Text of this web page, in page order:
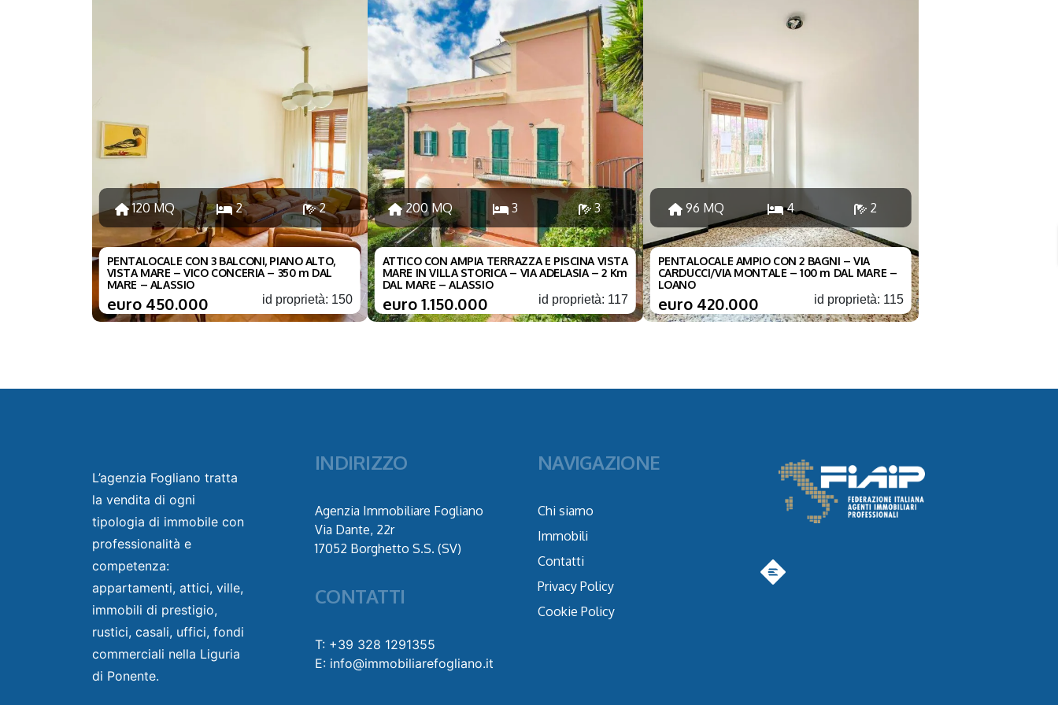
120 MQ 2 2
PENTALOCALE CON 3 BALCONI, PIANO ALTO,
VISTA MARE – VICO CONCERIA – 350 m DAL
MARE – ALASSIO
id proprietà: 150
euro 450.000
200 MQ 3 3
ATTICO CON AMPIA TERRAZZA E PISCINA VISTA
MARE IN VILLA STORICA – VIA ADELASIA – 2 Km
DAL MARE – ALASSIO
id proprietà: 117
euro 1.150.000
96 MQ 4 2
PENTALOCALE AMPIO CON 2 BAGNI – VIA
CARDUCCI/VIA MONTALE – 100 m DAL MARE –
LOANO
id proprietà: 115
euro 420.000
L’agenzia Fogliano tratta
la vendita di ogni
tipologia di immobile con
professionalità e
competenza:
appartamenti, attici, ville,
immobili di prestigio,
rustici, casali, uffici, fondi
commerciali nella Liguria
di Ponente.
INDIRIZZO
Agenzia Immobiliare Fogliano
Via Dante, 22r
17052 Borghetto S.S. (SV)
CONTATTI
T: +39 328 1291355
E: info@immobiliarefogliano.it
NAVIGAZIONE
Chi siamo
Immobili
Contatti
Privacy Policy
Cookie Policy